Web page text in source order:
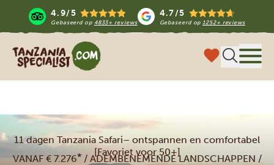
4.9/5
Gebaseerd op 4833+ reviews
4.7/5
Gebaseerd op1252+ reviews
Tanzania Specialist
11 dagen Tanzania Safari– ontspannen en comfortabel
[Favoriet voor 50+]
VANAF € 7.276*/ ADEMBENEMENDE LANDSCHAPPEN /